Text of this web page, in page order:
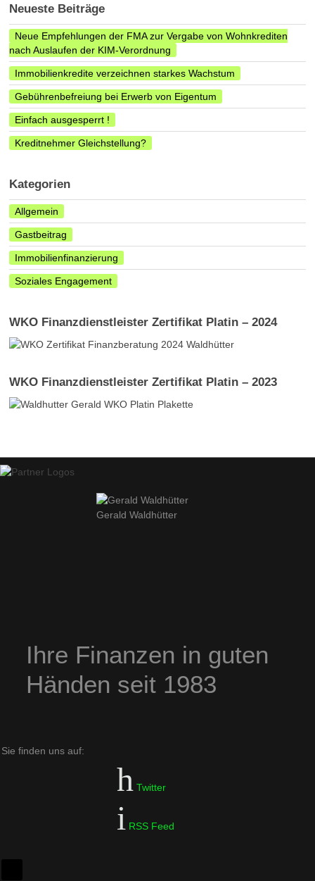
Neueste Beiträge
Neue Empfehlungen der FMA zur Vergabe von Wohnkrediten
nach Auslaufen der KIM-Verordnung
Immobilienkredite verzeichnen starkes Wachstum
Gebührenbefreiung bei Erwerb von Eigentum
Einfach ausgesperrt !
Kreditnehmer Gleichstellung?
Kategorien
Allgemein
Gastbeitrag
Immobilienfinanzierung
Soziales Engagement
WKO Finanzdienstleister Zertifikat Platin – 2024
WKO Finanzdienstleister Zertifikat Platin – 2023
Gerald Waldhütter
Ihre Finanzen in guten
Händen seit 1983
Sie finden uns auf:
Twitter
RSS Feed